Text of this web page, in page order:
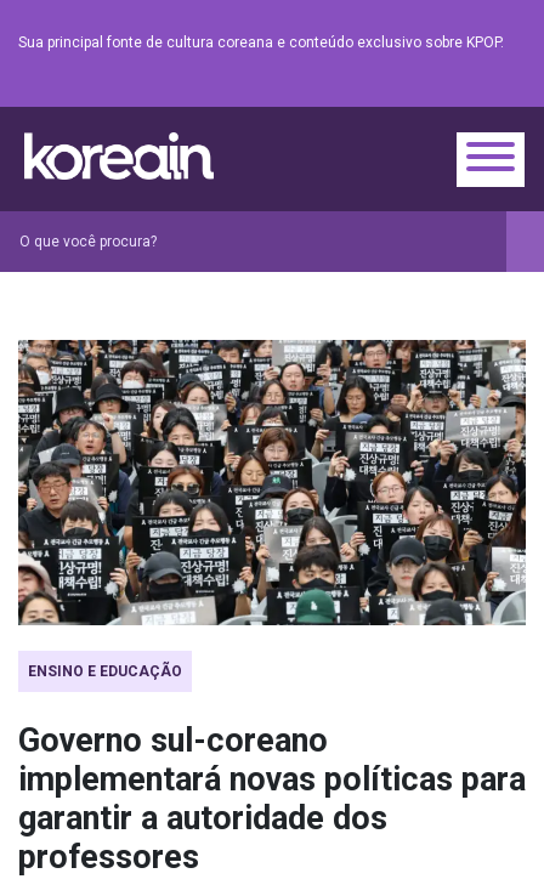
Sua principal fonte de cultura coreana e conteúdo exclusivo sobre KPOP.
ENSINO E EDUCAÇÃO
Governo sul-coreano
implementará novas políticas para
garantir a autoridade dos
professores